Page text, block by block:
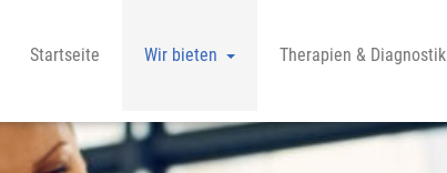
Startseite Wir bieten Therapien & Diagnostik